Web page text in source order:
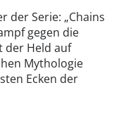
der Serie: „Chains
gegen die
der Held auf
Mythologie
Ecken der